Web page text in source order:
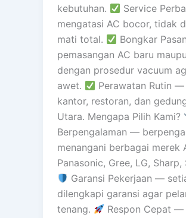
kebutuhan.
Service
mengatasi AC bocor, tidak
mati total.
Bongkar
pemasangan AC baru
dengan prosedur vacuum
awet.
Perawatan Rutin
kantor, restoran, dan
Utara. Mengapa Pilih Kami?
Berpengalaman —
menangani berbagai merek
Panasonic, Gree, LG,
Garansi Pekerjaan —
dilengkapi garansi agar
tenang.
Respon Cepat —